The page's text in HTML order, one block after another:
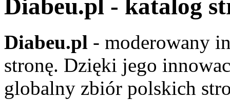
Diabeu.pl - katalog
Diabeu.pl - moderowany
stronę. Dzięki jego
globalny zbiór polskich